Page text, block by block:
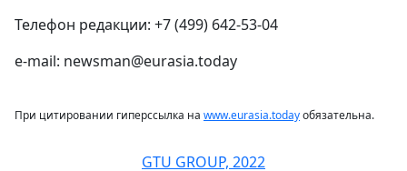
Телефон редакции: +7 (499) 642-53-04
e-mail: newsman@eurasia.today
При цитировании гиперссылка на www.eurasia.todayобязательна.
GTU GROUP, 2022